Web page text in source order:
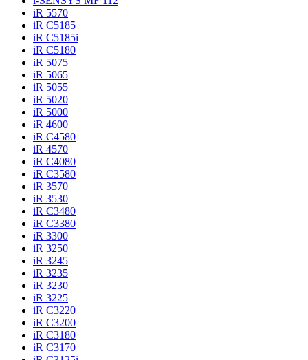
iR 5570
iR C5185
iR C5185i
iR C5180
iR 5075
iR 5065
iR 5055
iR 5020
iR 5000
iR 4600
iR C4580
iR 4570
iR C4080
iR C3580
iR 3570
iR 3530
iR C3480
iR C3380
iR 3300
iR 3250
iR 3245
iR 3235
iR 3230
iR 3225
iR C3220
iR C3200
iR C3180
iR C3170